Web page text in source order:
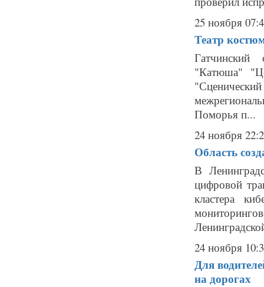
25 ноября
Театр
Гатчинский
"Катюша"
Поморья п...
24 ноября
Область
В
цифровой
кластера
24 ноября
Для
на дорогах